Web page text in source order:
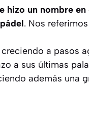
hizo un nombre
pádel. Nos
a pasos
a sus últimas
además una